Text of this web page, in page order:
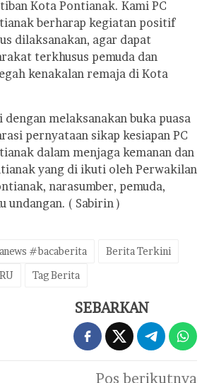
Kota Pontianak. Kami PC
berharap kegiatan positif
dilaksanakan, agar dapat
terkhusus pemuda dan
kenakalan remaja di Kota
melaksanakan buka puasa
pernyataan sikap kesiapan PC
dalam menjaga kemanan dan
yang di ikuti oleh Perwakilan
narasumber, pemuda,
undangan. ( Sabirin )
#bacaberita
Berita Terkini
Tag Berita
SEBARKAN
Pos berikutnya